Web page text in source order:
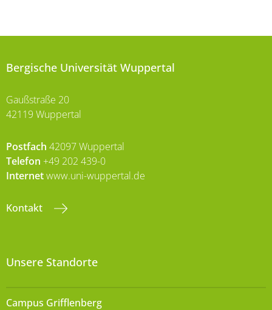
Bergische Universität Wuppertal
Gaußstraße 20
42119 Wuppertal
Postfach 42097 Wuppertal
Telefon +49 202 439-0
Internetwww.uni-wuppertal.de
Kontakt
Unsere Standorte
Campus Grifflenberg